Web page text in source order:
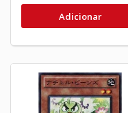
Adicionar